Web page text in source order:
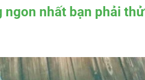
ngon nhất bạn phải thử